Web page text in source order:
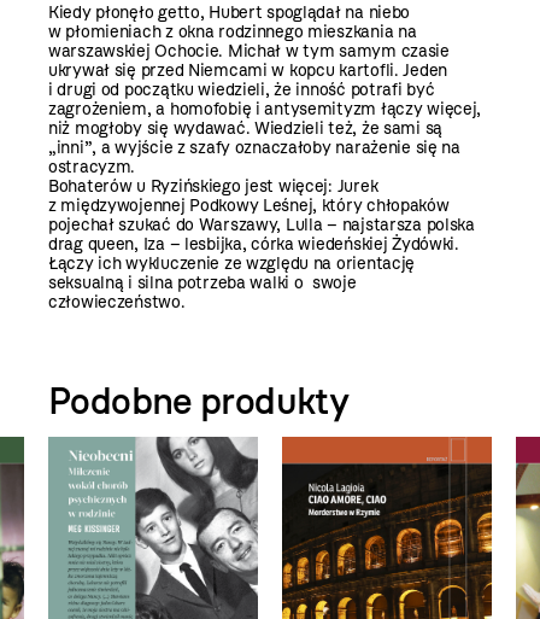
Kiedy płonęło getto, Hubert spoglądał na niebo
w płomieniach z okna rodzinnego mieszkania na
warszawskiej Ochocie. Michał w tym samym czasie
ukrywał się przed Niemcami w kopcu kartofli. Jeden
i drugi od początku wiedzieli, że inność potrafi być
zagrożeniem, a homofobię i antysemityzm łączy więcej,
niż mogłoby się wydawać. Wiedzieli też, że sami są
„inni”, a wyjście z szafy oznaczałoby narażenie się na
ostracyzm.
Bohaterów u Ryzińskiego jest więcej: Jurek
z międzywojennej Podkowy Leśnej, który chłopaków
pojechał szukać do Warszawy, Lulla – najstarsza polska
drag queen, Iza – lesbijka, córka wiedeńskiej Żydówki.
Łączy ich wykluczenie ze względu na orientację
seksualną i silna potrzeba walki o swoje
człowieczeństwo.
Podobne produkty